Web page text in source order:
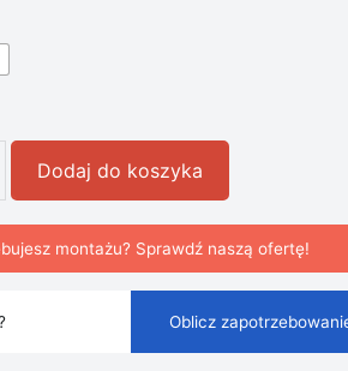
Kwiat Tiffany Vintage
Dodaj do koszyka
montażu? Sprawdź naszą ofertę!
Oblicz